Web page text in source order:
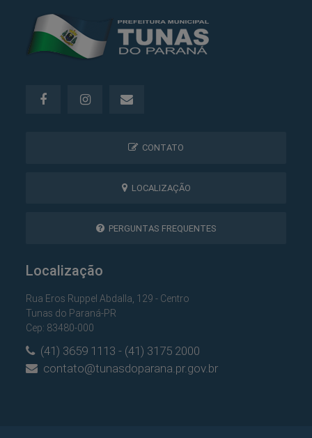
CONTATO
LOCALIZAÇÃO
PERGUNTAS FREQUENTES
Localização
Rua Eros Ruppel Abdalla, 129 - Centro
Tunas do Paraná-PR
Cep: 83480-000
(41) 3659 1113 - (41) 3175 2000
contato@tunasdoparana.pr.gov.br